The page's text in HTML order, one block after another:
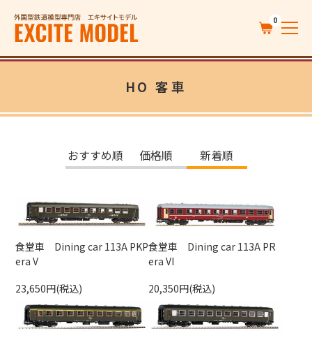
0
HO 客車
おすすめ順 価格順 新着順
食堂車 Dining car 113A PKP
era V
23,650円(税込)
食堂車 Dining car 113A PR
era VI
20,350円(税込)